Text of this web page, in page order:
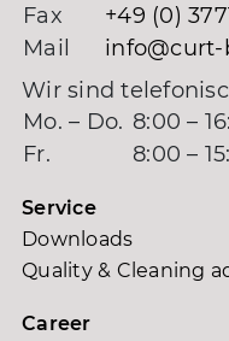
Fax
+49 (0)
Mail
info@curt-
Wir sind
Mo. – Do. 8:00 –
Fr.
8:00 –
Service
Downloads
Quality & Cleaning
Career